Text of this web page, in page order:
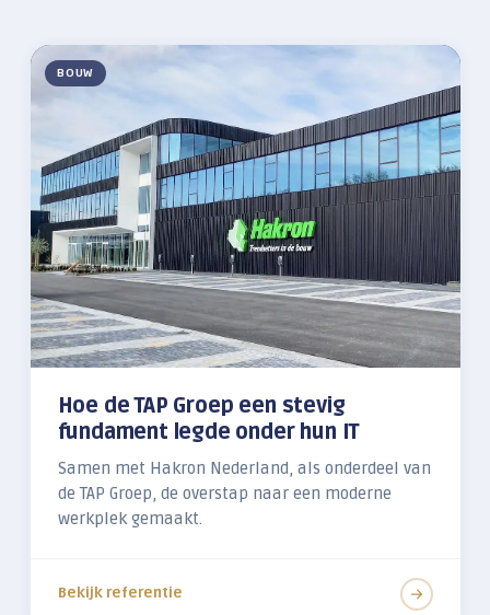
BOUW
Hoe de TAP Groep een stevig
fundament legde onder hun IT
Samen met Hakron Nederland, als onderdeel van
de TAP Groep, de overstap naar een moderne
werkplek gemaakt.
Bekijk referentie